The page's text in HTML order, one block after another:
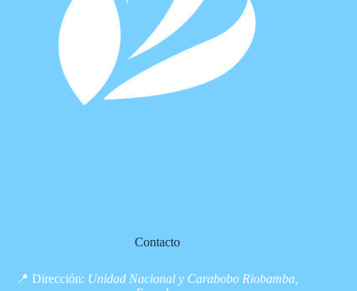
Contacto
📍 Dirección: Unidad Nacional y Carabobo Riobamba,